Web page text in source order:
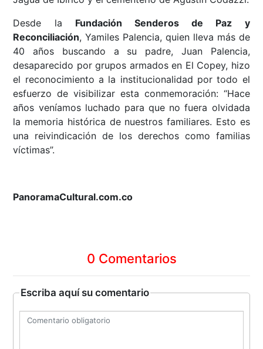
Desde la Fundación Senderos de Paz y
Reconciliación, Yamiles Palencia, quien lleva más de
40 años buscando a su padre, Juan Palencia,
desaparecido por grupos armados en El Copey, hizo
el reconocimiento a la institucionalidad por todo el
esfuerzo de visibilizar esta conmemoración: “Hace
años veníamos luchado para que no fuera olvidada
la memoria histórica de nuestros familiares. Esto es
una reivindicación de los derechos como familias
víctimas”.
PanoramaCultural.com.co
0 Comentarios
Escriba aquí su comentario